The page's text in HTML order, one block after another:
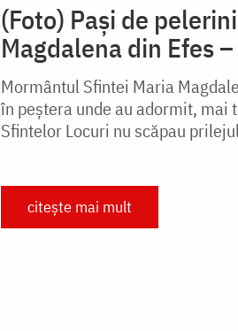
(Foto) Pași de
Magdalena din Efes
Mormântul Sfintei Maria
în peștera unde au adormit,
Sfintelor Locuri nu scăpau
citește mai mult